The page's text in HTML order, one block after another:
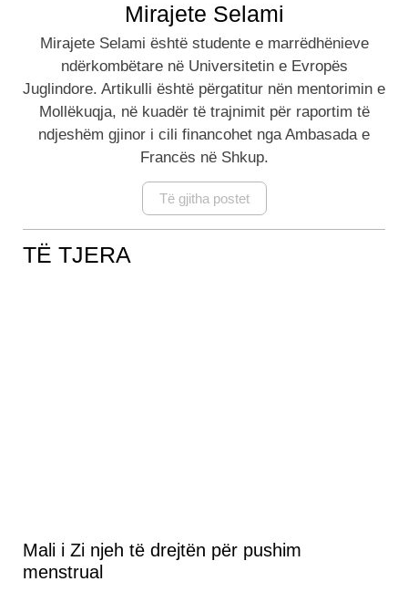
Mirajete Selami
Mirajete Selami është studente e marrëdhënieve
ndërkombëtare në Universitetin e Evropës
Juglindore. Artikulli është përgatitur nën mentorimin e
Mollëkuqja, në kuadër të trajnimit për raportim të
ndjeshëm gjinor i cili financohet nga Ambasada e
Francës në Shkup.
Të gjitha postet
TË TJERA
Mali i Zi njeh të drejtën për pushim
menstrual